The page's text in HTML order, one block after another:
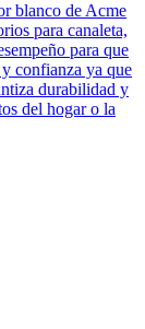
blanco de Acme
para canaleta,
para que
confianza ya que
durabilidad y
del hogar o la